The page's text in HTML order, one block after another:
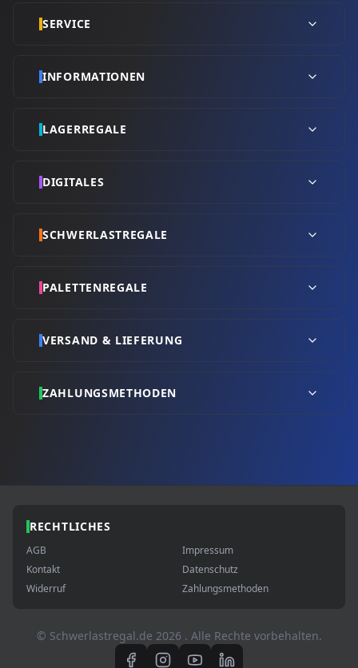
SERVICE
INFORMATIONEN
LAGERREGALE
DIGITALES
SCHWERLASTREGALE
PALETTENREGALE
VERSAND & LIEFERUNG
ZAHLUNGSMETHODEN
RECHTLICHES
AGB
Impressum
Kontakt
Datenschutz
Widerruf
Zahlungsmethoden
© Schwerlastregal.de 2026 . Alle Rechte vorbehalten.